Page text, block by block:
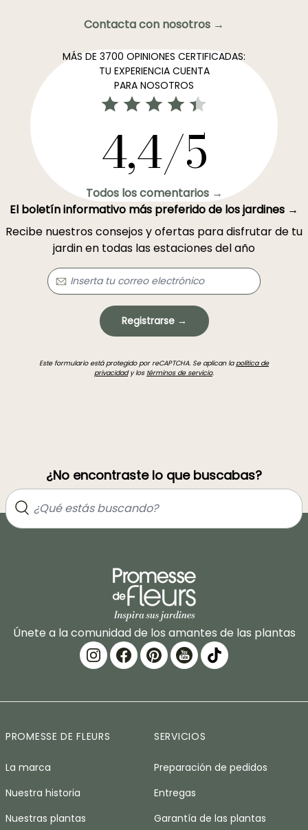
Contacta con nosotros →
MÁS DE 3700 OPINIONES CERTIFICADAS:
TU EXPERIENCIA CUENTA
PARA NOSOTROS
4,4/5
Todos los comentarios →
El boletín informativo más preferido de los jardines →
Recibe nuestros consejos y ofertas para disfrutar de tu
jardin en todas las estaciones del año
Registrarse →
Este formulario está protegido por reCAPTCHA. Se aplican la política de
privacidady los términos de servicio.
¿No encontraste lo que buscabas?
Únete a la comunidad de los amantes de las plantas
PROMESSE DE FLEURS
La marca
Nuestra historia
Nuestras plantas
SERVICIOS
Preparación de pedidos
Entregas
Garantía de las plantas